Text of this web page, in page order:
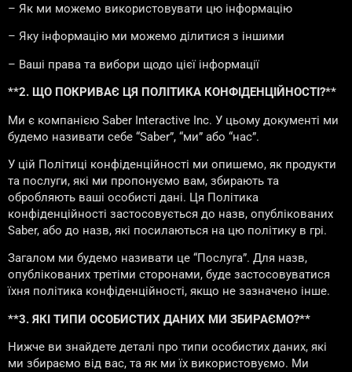
– Як ми можемо використовувати цю інформацію
– Яку інформацію ми можемо ділитися з іншими
– Ваші права та вибори щодо цієї інформації
**2. ЩО ПОКРИВАЄ ЦЯ ПОЛІТИКА КОНФІДЕНЦІЙНОСТІ?**
Ми є компанією Saber Interactive Inc. У цьому документі ми
будемо називати себе “Saber”, “ми” або “нас”.
У цій Політиці конфіденційності ми опишемо, як продукти
та послуги, які ми пропонуємо вам, збирають та
обробляють ваші особисті дані. Ця Політика
конфіденційності застосовується до назв, опублікованих
Saber, або до назв, які посилаються на цю політику в грі.
Загалом ми будемо називати це “Послуга”. Для назв,
опублікованих третіми сторонами, буде застосовуватися
їхня політика конфіденційності, якщо не зазначено інше.
**3. ЯКІ ТИПИ ОСОБИСТИХ ДАНИХ МИ ЗБИРАЄМО?**
Нижче ви знайдете деталі про типи особистих даних, які
ми збираємо від вас, та як ми їх використовуємо. Ми